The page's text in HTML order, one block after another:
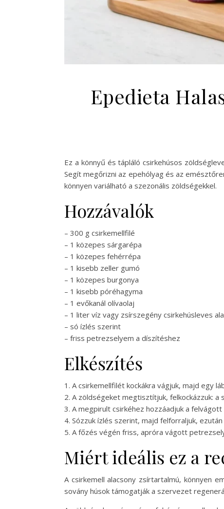
Epedieta
Ez a könnyű és tápláló csirkehúsos
Segít megőrizni az epehólyag és az
könnyen variálható a szezonális zöldségekkel.
Hozzávalók
– 300 g csirkemellfilé
– 1 közepes sárgarépa
– 1 közepes fehérrépa
– 1 kisebb zeller gumó
– 1 közepes burgonya
– 1 kisebb póréhagyma
– 1 evőkanál olívaolaj
– 1 liter víz vagy zsírszegény csirkehúsleves
– só ízlés szerint
– friss petrezselyem a díszítéshez
Elkészítés
1. A csirkemellfilét kockákra vágjuk, majd egy
2. A zöldségeket megtisztítjuk, felkockázzuk:
3. A megpirult csirkéhez hozzáadjuk a
4. Sózzuk ízlés szerint, majd felforraljuk,
5. A főzés végén friss, apróra vágott
Miért ideális ez a
A csirkemell alacsony zsírtartalmú, könnyen
sovány húsok támogatják a szervezet